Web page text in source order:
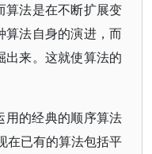
算法是在不断扩展变
算法自身的演进，而
出来。这就使算法的
用的经典的顺序算法
在已有的算法包括平